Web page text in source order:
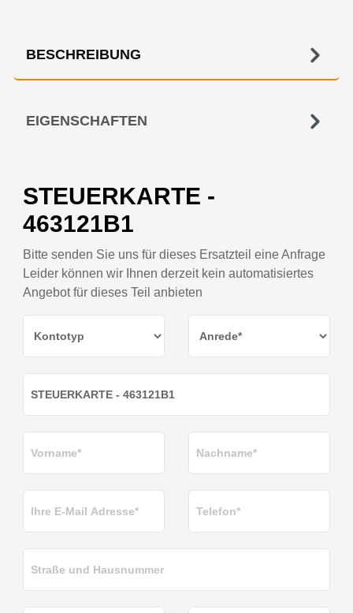
BESCHREIBUNG
EIGENSCHAFTEN
STEUERKARTE -
463121B1
Bitte senden Sie uns für dieses Ersatzteil eine Anfrage
Leider können wir Ihnen derzeit kein automatisiertes
Angebot für dieses Teil anbieten